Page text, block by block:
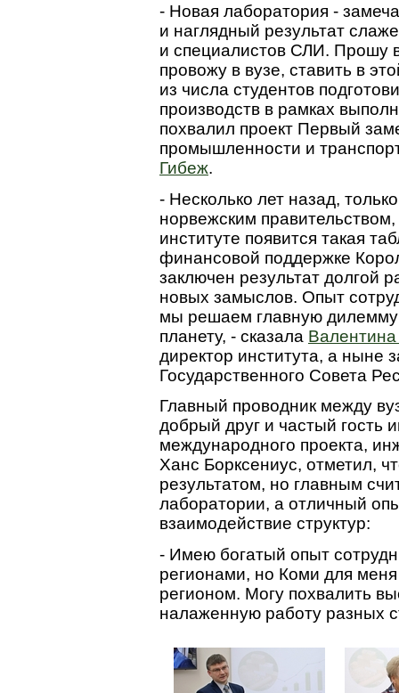
- Новая лаборатория -
и наглядный результат
и специалистов СЛИ. Прошу
провожу в вузе, ставить в
из числа студентов
производств в рамках
похвалил проект Первый
промышленности и
Гибеж.
- Несколько лет назад,
норвежским
институте появится такая
финансовой поддержке
заключен результат долгой
новых замыслов. Опыт
мы решаем главную дилемму
планету, - сказала
директор института, а ныне
Государственного Совета
Главный проводник между
добрый друг и частый гость
международного проекта,
Ханс Борксениус, отметил,
результатом, но главным
лаборатории, а отличный
взаимодействие структур:
- Имею богатый опыт
регионами, но Коми для
регионом. Могу похвалить
налаженную работу разных